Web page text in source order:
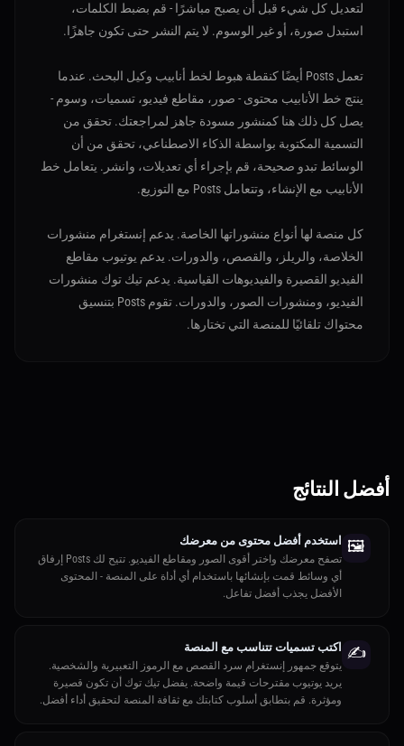
لتعديل كل شيء قبل أن يصبح مباشرًا - قم بضبط الكلمات،
استبدل صورة، أو غير الوسوم. لا يتم النشر حتى تكون جاهزًا.
تعمل Posts أيضًا كنقطة هبوط لخط أنابيب وكيل البحث. عندما
ينتج خط الأنابيب محتوى - صور، مقاطع فيديو، تسميات، وسوم -
يصل كل ذلك هنا كمنشور مسودة جاهز لمراجعتك. تحقق من
التسمية المكتوبة بواسطة الذكاء الاصطناعي، تحقق من أن
الوسائط تبدو صحيحة، قم بإجراء أي تعديلات، وانشر. يتعامل خط
الأنابيب مع الإنشاء، وتتعامل Posts مع التوزيع.
كل منصة لها أنواع منشوراتها الخاصة. يدعم إنستغرام منشورات
الخلاصة، والريلز، والقصص، والدورات. يدعم يوتيوب مقاطع
الفيديو القصيرة والفيديوهات القياسية. يدعم تيك توك منشورات
الفيديو، ومنشورات الصور، والدورات. تقوم Posts بتنسيق
محتواك تلقائيًا للمنصة التي تختارها.
أفضل النتائج
🖼️ استخدم أفضل محتوى من معرضك
تصفح معرضك واختر أقوى الصور ومقاطع الفيديو. تتيح لك Posts إرفاق
أي وسائط قمت بإنشائها باستخدام أي أداة على المنصة - المحتوى
الأفضل يجذب أفضل تفاعل.
✍️ اكتب تسميات تتناسب مع المنصة
يتوقع جمهور إنستغرام سرد القصص مع الرموز التعبيرية والشخصية.
يريد يوتيوب مقترحات قيمة واضحة. يفضل تيك توك أن تكون قصيرة
ومؤثرة. قم بتطابق أسلوب كتابتك مع ثقافة المنصة لتحقيق أداء أفضل.